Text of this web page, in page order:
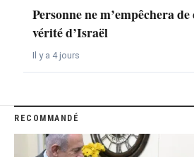
Personne ne m’empêchera
vérité d’Israël
Il y a 4 jours
RECOMMANDÉ